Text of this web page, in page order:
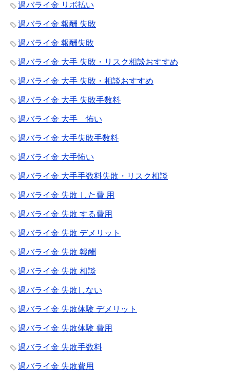
過バライ金 リボ払い
過バライ金 報酬 失敗
過バライ金 報酬失敗
過バライ金 大手 失敗・リスク相談おすすめ
過バライ金 大手 失敗・相談おすすめ
過バライ金 大手 失敗手数料
過バライ金 大手 怖い
過バライ金 大手失敗手数料
過バライ金 大手怖い
過バライ金 大手手数料失敗・リスク相談
過バライ金 失敗 した費 用
過バライ金 失敗 する費用
過バライ金 失敗 デメリット
過バライ金 失敗 報酬
過バライ金 失敗 相談
過バライ金 失敗しない
過バライ金 失敗体験 デメリット
過バライ金 失敗体験 費用
過バライ金 失敗手数料
過バライ金 失敗費用